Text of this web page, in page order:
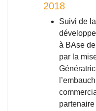
2018
Suivi de
à BAse
par la